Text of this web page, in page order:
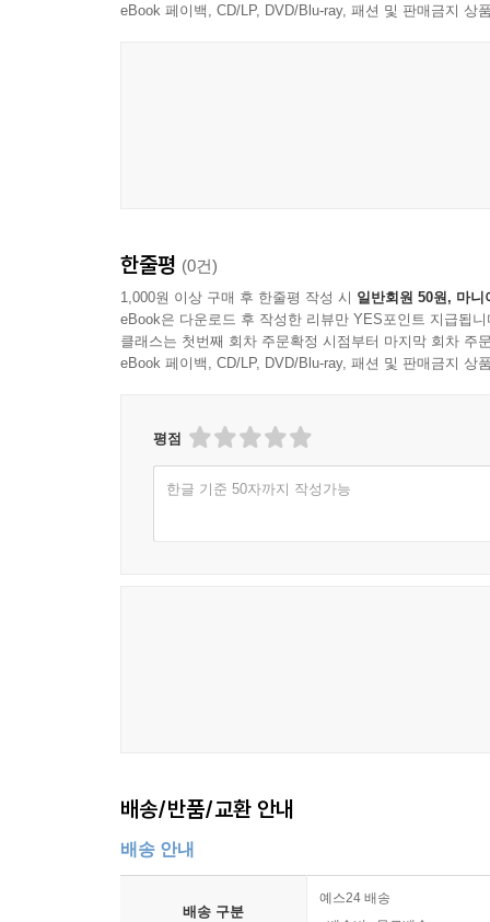
eBook 페이백, CD/LP, DVD/Blu-ray, 패션 및 판매금지 상
한줄평 (0건)
1,000원 이상 구매 후 한줄평 작성 시 일반회원 50원, 마니
eBook은 다운로드 후 작성한 리뷰만 YES포인트 지급됩니
클래스는 첫번째 회차 주문확정 시점부터 마지막 회차 주
eBook 페이백, CD/LP, DVD/Blu-ray, 패션 및 판매금지 상
평점
한글 기준 50자까지 작성가능
배송/반품/교환 안내
배송 안내
배송 구분
예스24 배송